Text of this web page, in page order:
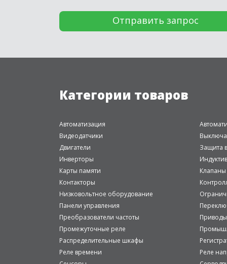
Категории товаров
Автоматизация
Видеодатчики
Двигатели
Защита
Инверторы
Карты памяти
Клапаны
Контакторы
Низковольтное оборудование
Панели управления
Преобразователи частоты
Приводы
Промежуточные реле
Распределительные шкафы
Реле времени
Реле